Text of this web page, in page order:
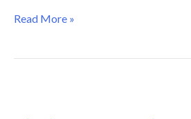
Read More »